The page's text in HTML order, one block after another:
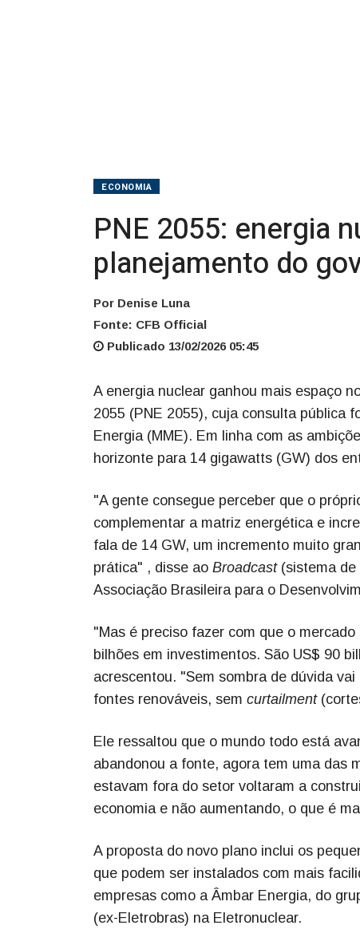
ECONOMIA
PNE 2055: energia
planejamento do
Por Denise Luna
Fonte: CFB Official
Publicado 13/02/2026 05:45
A energia nuclear ganhou mais espaço
2055 (PNE 2055), cuja consulta pública
Energia (MME). Em linha com as
horizonte para 14 gigawatts (GW) dos
"A gente consegue perceber que o
complementar a matriz energética e
fala de 14 GW, um incremento muito
prática" , disse ao Broadcast(sistema de
Associação Brasileira para o
"Mas é preciso fazer com que o
bilhões em investimentos. São US$ 90
acrescentou. "Sem sombra de dúvida
fontes renováveis, sem curtailment
Ele ressaltou que o mundo todo está
abandonou a fonte, agora tem uma das
estavam fora do setor voltaram a
economia e não aumentando, o que é
A proposta do novo plano inclui os
que podem ser instalados com mais
empresas como a Âmbar Energia, do
(ex-Eletrobras) na Eletronuclear.